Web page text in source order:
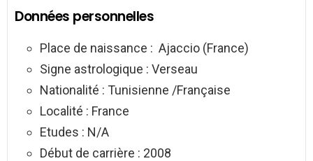
Données personnelles
Place de naissance : Ajaccio (France)
Signe astrologique : Verseau
Nationalité : Tunisienne /Française
Localité : France
Etudes : N/A
Début de carrière : 2008